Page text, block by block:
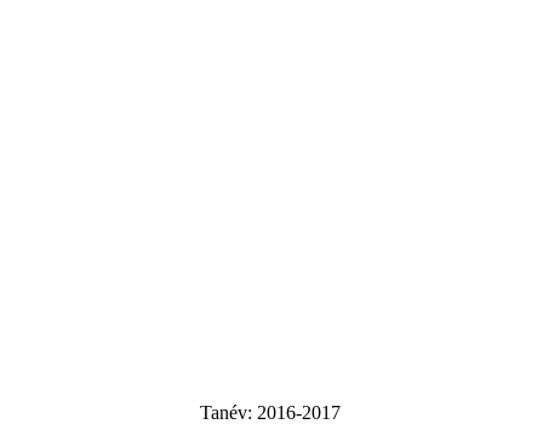
Tanév: 2016-2017